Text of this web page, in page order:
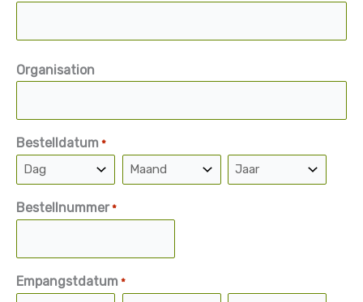
Organisation
Bestelldatum *
Dag Maand Jaar
Bestellnummer *
Empangstdatum *